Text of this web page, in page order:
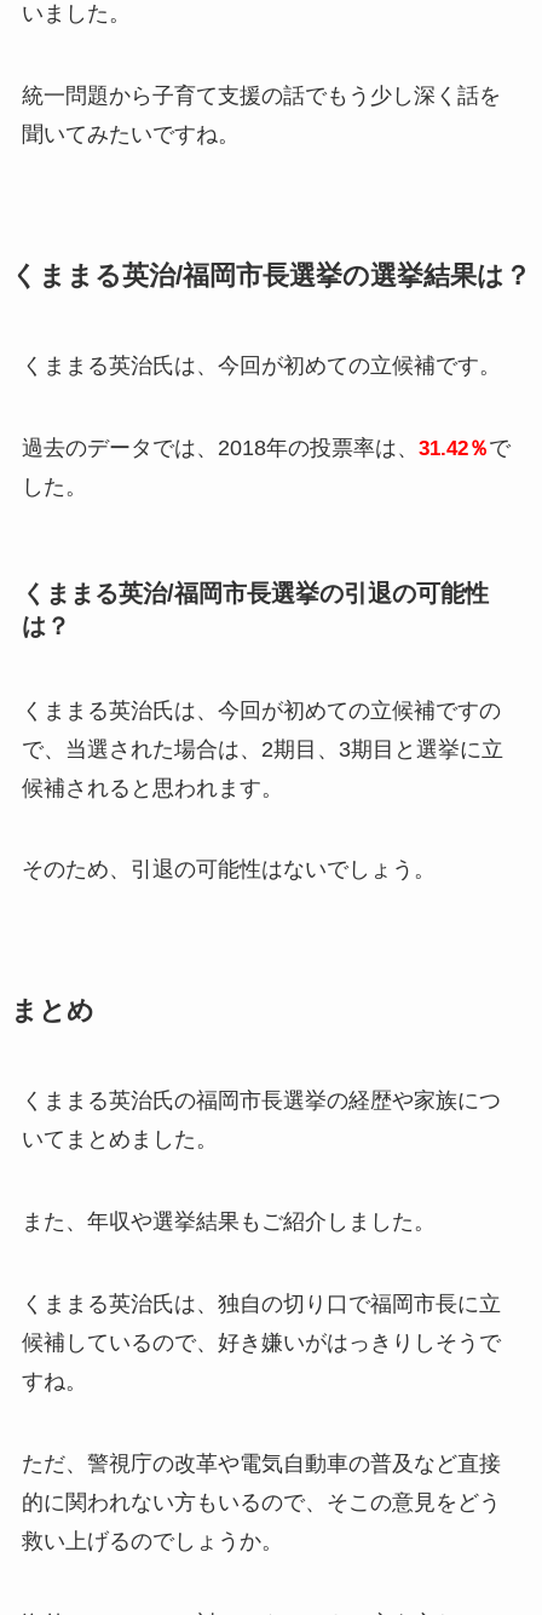
いました。
統一問題から子育て支援の話でもう少し深く話を
聞いてみたいですね。
くままる英治/福岡市長選挙の選挙結果は？
くままる英治氏は、今回が初めての立候補です。
過去のデータでは、2018年の投票率は、 31.42％で
した。
くままる英治/福岡市長選挙の引退の可能性
は？
くままる英治氏は、今回が初めての立候補ですの
で、当選された場合は、2期目、3期目と選挙に立
候補されると思われます。
そのため、引退の可能性はないでしょう。
まとめ
くままる英治氏の福岡市長選挙の経歴や家族につ
いてまとめました。
また、年収や選挙結果もご紹介しました。
くままる英治氏は、独自の切り口で福岡市長に立
候補しているので、好き嫌いがはっきりしそうで
すね。
ただ、警視庁の改革や電気自動車の普及など直接
的に関われない方もいるので、そこの意見をどう
救い上げるのでしょうか。